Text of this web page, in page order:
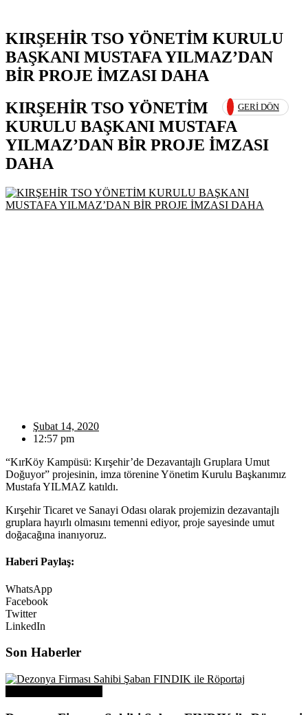
KIRŞEHİR TSO YÖNETİM KURULU
BAŞKANI MUSTAFA YILMAZ’DAN
BİR PROJE İMZASI DAHA
GERI DÖN
KIRŞEHİR TSO YÖNETİM
KURULU BAŞKANI MUSTAFA
YILMAZ’DAN BİR PROJE İMZASI
DAHA
Şubat 14, 2020
12:57 pm
“KırKöy Kampüsü: Kırşehir’de Dezavantajlı Gruplara Umut
Doğuyor” projesinin, imza törenine Yönetim Kurulu Başkanımız
Mustafa YILMAZ katıldı.
Kırşehir Ticaret ve Sanayi Odası olarak projemizin dezavantajlı
gruplara hayırlı olmasını temenni ediyor, proje sayesinde umut
doğacağına inanıyoruz.
Haberi Paylaş:
WhatsApp
Facebook
Twitter
LinkedIn
Son Haberler